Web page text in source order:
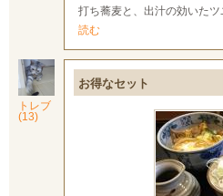
打ち蕎麦と、出汁の効いたツ
読む
トレブ
(13)
お得なセット